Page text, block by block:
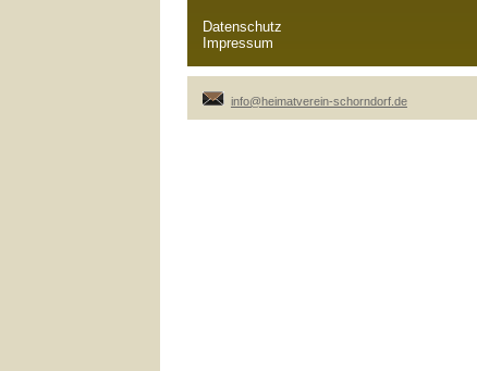
Datenschutz
Impressum
info@heimatverein-schorndorf.de